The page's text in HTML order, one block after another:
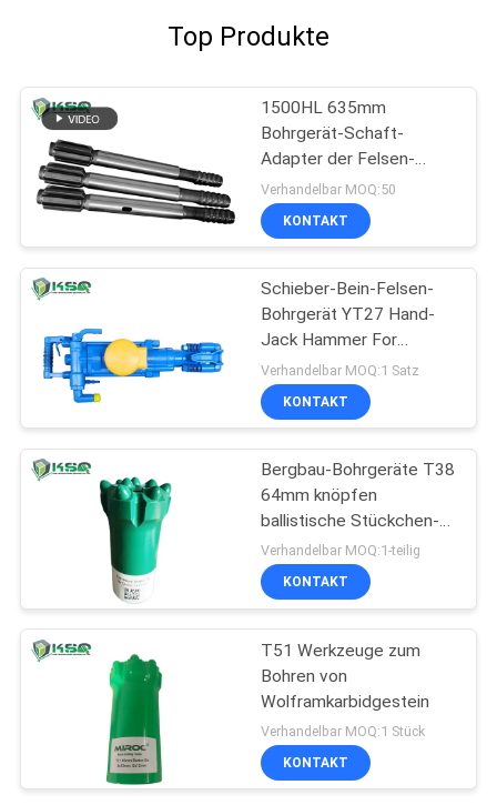
Top Produkte
1500HL 635mm
Bohrgerät-Schaft-
Adapter der Felsen-
Bohrgerät-635mm
Verhandelbar MOQ:50
KONTAKT
Schieber-Bein-Felsen-
Bohrgerät YT27 Hand-
Jack Hammer For
Construction Sites
Verhandelbar MOQ:1 Satz
KONTAKT
Bergbau-Bohrgeräte T38
64mm knöpfen
ballistische Stückchen-
Felsen-Bohrung
Verhandelbar MOQ:1-teilig
KONTAKT
T51 Werkzeuge zum
Bohren von
Wolframkarbidgestein
Verhandelbar MOQ:1 Stück
KONTAKT